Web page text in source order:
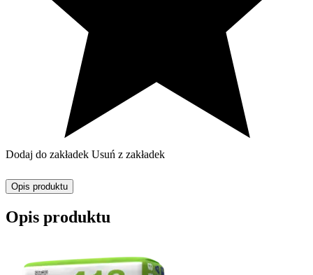
Dodaj do zakładek Usuń z zakładek
Opis produktu
Opis produktu